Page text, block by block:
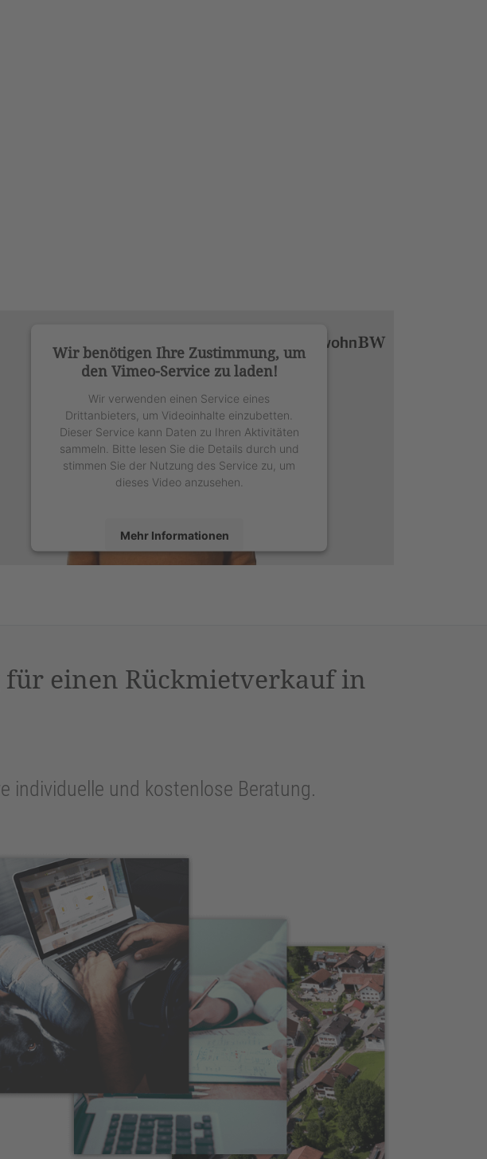
Wir benötigen Ihre Zustimmung, um
den Vimeo-Service zu laden!
Wir verwenden einen Service eines
Drittanbieters, um Videoinhalte einzubetten.
Dieser Service kann Daten zu Ihren Aktivitäten
sammeln. Bitte lesen Sie die Details durch und
stimmen Sie der Nutzung des Service zu, um
dieses Video anzusehen.
Mehr Informationen
einen Rückmietverkauf in
individuelle und kostenlose Beratung.